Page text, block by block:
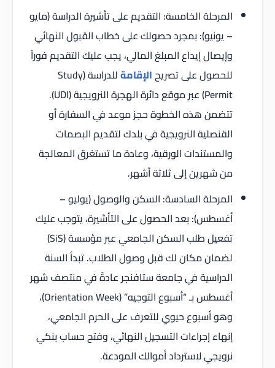
المرحلة الخامسة: التقديم على تأشيرة الدراسة (مايو
– يونيو): بمجرد حصولك على خطاب القبول النهائي
وإيصال إيداع المبلغ المالي، يجب عليك التقديم فوراً
للحصول على تصريحالإقامة
للدراسة (Study
Permit) عبر موقع دائرة الهجرة النرويجية (UDI).
تتضمن هذه الخطوة حجز موعد في السفارة أو
القنصلية النرويجية في بلدك لتقديم البصمات
والمستندات الورقية، وعادة ما تستغرق المعالجة
من شهرين إلى ثلاثة أشهر.
المرحلة السادسة: السكن والوصول (يوليو –
أغسطس): بعد الحصول على التأشيرة، يتوجب عليك
تفعيل طلب السكن الجامعي عبر مؤسسة (SiS)
لضمان مكان لك قبل وصول الطلاب. تبدأ السنة
الدراسية في جامعة ستافنجر عادةً في منتصف شهر
أغسطس بـ “أسبوع التوجيه” (Orientation Week)،
وهو أسبوع حيوي للتعرف على الحرم الجامعي،
إنهاء إجراءات التسجيل النهائي، وفتح حساب بنكي
نرويجي لاسترداد أموالك المودعة.